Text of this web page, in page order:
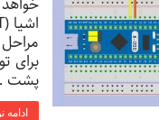
برای
پشت
ادامه